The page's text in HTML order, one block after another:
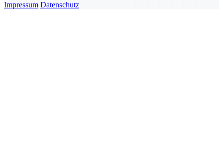
Impressum Datenschutz